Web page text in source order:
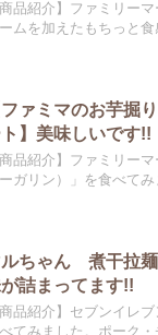
商品紹介】ファミリー
ムを加えたもちっと
ファミマのお芋掘
】美味しいです!!
商品紹介】ファミリー
ガリン）」を食べて
ちゃん 煮干拉
詰まってます!!
商品紹介】セブンイ
てみました。ポーク